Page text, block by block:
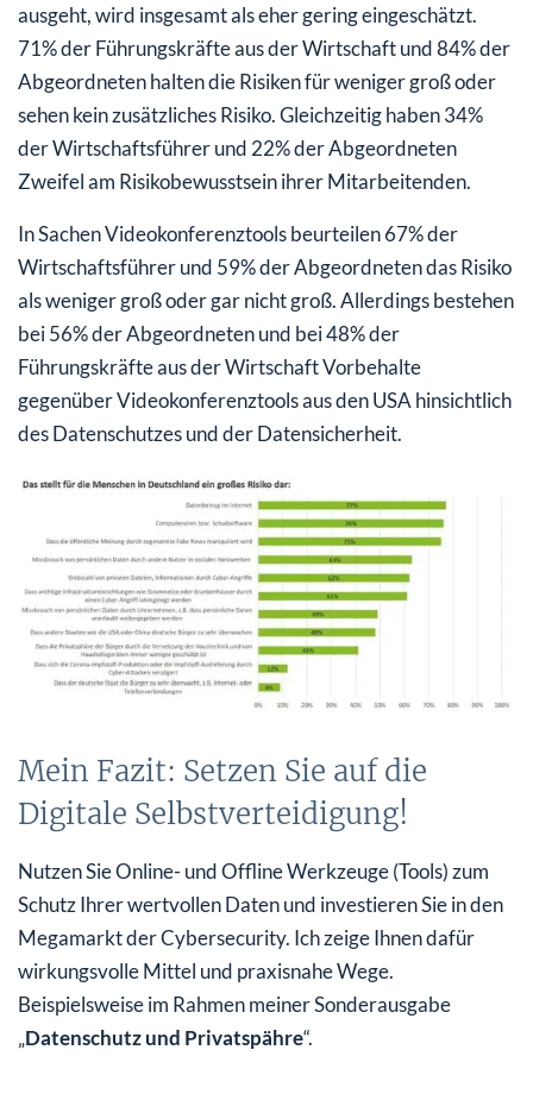
ausgeht, wird insgesamt als eher gering eingeschätzt.
71% der Führungskräfte aus der Wirtschaft und 84% der
Abgeordneten halten die Risiken für weniger groß oder
sehen kein zusätzliches Risiko. Gleichzeitig haben 34%
der Wirtschaftsführer und 22% der Abgeordneten
Zweifel am Risikobewusstsein ihrer Mitarbeitenden.
In Sachen Videokonferenztools beurteilen 67% der
Wirtschaftsführer und 59% der Abgeordneten das Risiko
als weniger groß oder gar nicht groß. Allerdings bestehen
bei 56% der Abgeordneten und bei 48% der
Führungskräfte aus der Wirtschaft Vorbehalte
gegenüber Videokonferenztools aus den USA hinsichtlich
des Datenschutzes und der Datensicherheit.
Mein Fazit: Setzen Sie auf die
Digitale Selbstverteidigung!
Nutzen Sie Online- und Offline Werkzeuge (Tools) zum
Schutz Ihrer wertvollen Daten und investieren Sie in den
Megamarkt der Cybersecurity. Ich zeige Ihnen dafür
wirkungsvolle Mittel und praxisnahe Wege.
Beispielsweise im Rahmen meiner Sonderausgabe
„Datenschutz und Privatspähre“.